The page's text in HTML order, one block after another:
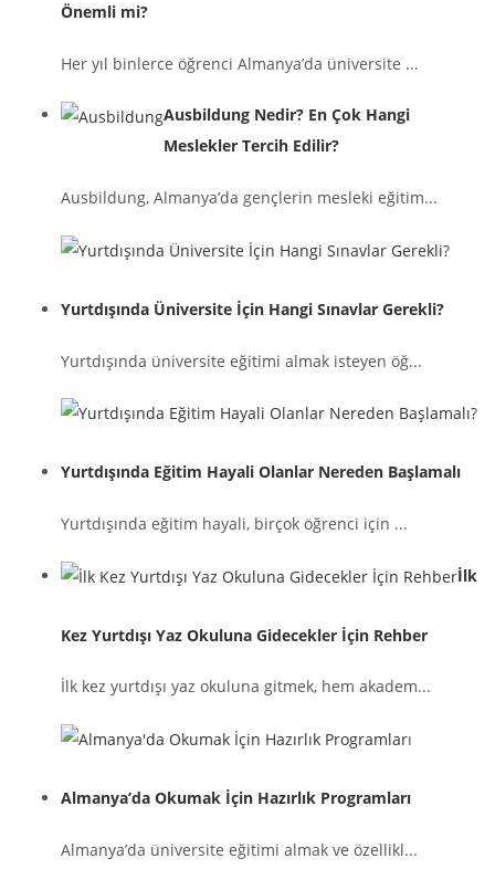
Önemli mi?
Her yıl binlerce öğrenci Almanya’da üniversite ...
Ausbildung Nedir? En Çok Hangi
Meslekler Tercih Edilir?
Ausbildung, Almanya’da gençlerin mesleki eğitim...
Yurtdışında Üniversite İçin Hangi Sınavlar Gerekli?
Yurtdışında üniversite eğitimi almak isteyen öğ...
Yurtdışında Eğitim Hayali Olanlar Nereden Başlamalı
Yurtdışında eğitim hayali, birçok öğrenci için ...
İlk
Kez Yurtdışı Yaz Okuluna Gidecekler İçin Rehber
İlk kez yurtdışı yaz okuluna gitmek, hem akadem...
Almanya’da Okumak İçin Hazırlık Programları
Almanya’da üniversite eğitimi almak ve özellikl...